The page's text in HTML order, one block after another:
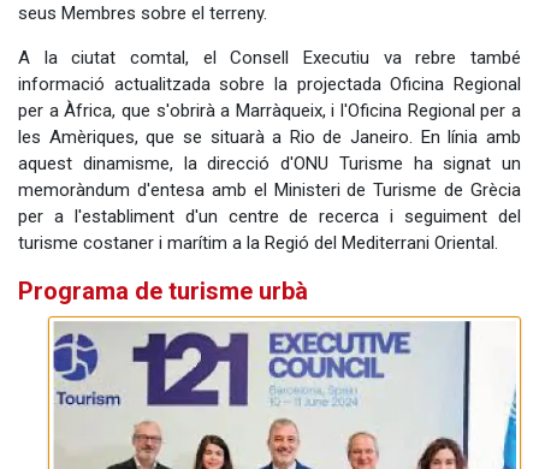
seus Membres sobre el terreny.
A la ciutat comtal, el Consell Executiu va rebre també
informació actualitzada sobre la projectada Oficina Regional
per a Àfrica, que s'obrirà a Marràqueix, i l'Oficina Regional per a
les Amèriques, que se situarà a Rio de Janeiro. En línia amb
aquest dinamisme, la direcció d'ONU Turisme ha signat un
memoràndum d'entesa amb el Ministeri de Turisme de Grècia
per a l'establiment d'un centre de recerca i seguiment del
turisme costaner i marítim a la Regió del Mediterrani Oriental.
Programa de turisme urbà